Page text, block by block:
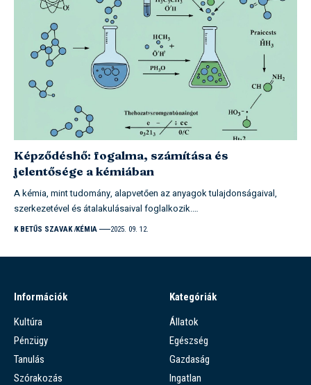
Képződéshő: fogalma, számítása és
jelentősége a kémiában
A kémia, mint tudomány, alapvetően az anyagok tulajdonságaival,
szerkezetével és átalakulásaival foglalkozik.…
K BETŰS SZAVAK KÉMIA 2025. 09. 12.
Információk
Kultúra
Pénzügy
Tanulás
Szórakozás
Kategóriák
Állatok
Egészség
Gazdaság
Ingatlan